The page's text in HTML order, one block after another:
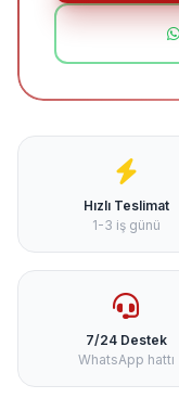
Hızlı Teslimat
1-3 iş günü
7/24 Destek
WhatsApp hattı